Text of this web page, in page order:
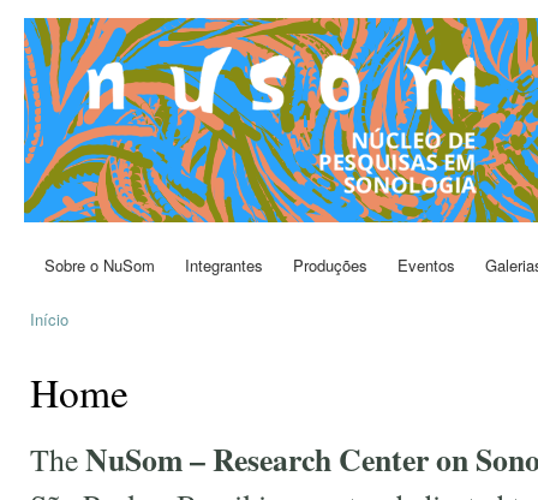
NuSom
Núcleo de
Pesquisas
em
Sonologia
Menu principal
Sobre o NuSom Integrantes Produções Eventos
Início
Home
TheNuSom – Research Center on